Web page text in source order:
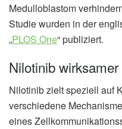
Medulloblastom
Studie wurden in der
„PLOS One“ publiziert.
Nilotinib
Nilotinib zielt speziell auf
verschiedene
eines